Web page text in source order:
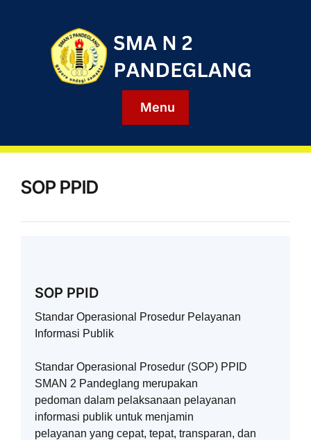
Menu
SOP PPID
SOP PPID
Standar Operasional Prosedur Pelayanan
Informasi Publik
Standar Operasional Prosedur (SOP) PPID
SMAN 2 Pandeglang merupakan
pedoman dalam pelaksanaan pelayanan
informasi publik untuk menjamin
pelayanan yang cepat, tepat, transparan, dan